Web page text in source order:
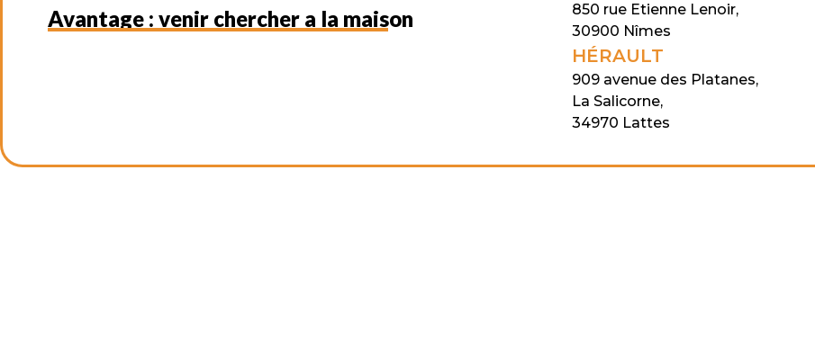
Avantage : venir chercher a la maison
850 rue Etienne Lenoir,
30900 Nîmes
HÉRAULT
909 avenue des Platanes,
La Salicorne,
34970 Lattes